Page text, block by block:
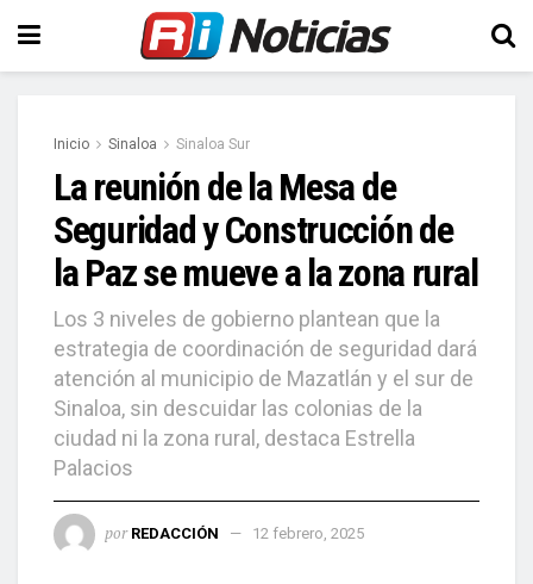
Inicio Sinaloa Sinaloa Sur
La reunión de la Mesa de
Seguridad y Construcción de
la Paz se mueve a la zona rural
Los 3 niveles de gobierno plantean que la
estrategia de coordinación de seguridad dará
atención al municipio de Mazatlán y el sur de
Sinaloa, sin descuidar las colonias de la
ciudad ni la zona rural, destaca Estrella
Palacios
por REDACCIÓN 12 febrero, 2025